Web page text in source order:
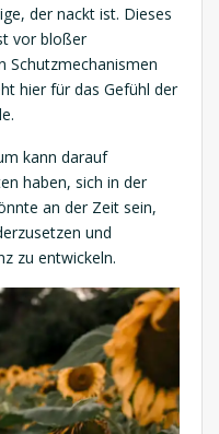
der nackt ist. Dieses
vor bloßer
Schutzmechanismen
hier für das Gefühl der
kann darauf
haben, sich in der
an der Zeit sein,
und
zu entwickeln.